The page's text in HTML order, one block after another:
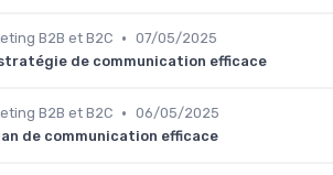
B2B et B2C • 07/05/2025
de communication efficace
B2B et B2C • 06/05/2025
de communication efficace